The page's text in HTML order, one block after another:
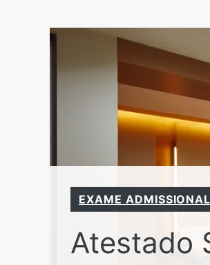
EXAME ADMISSIONAL
Atestado